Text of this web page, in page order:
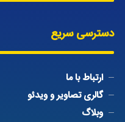
دسترسی سریع
ارتباط با ما
گالری تصاویر و ویدئو
وبلاگ